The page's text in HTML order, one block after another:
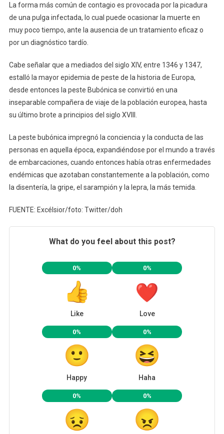
La forma más común de contagio es provocada por la picadura
de una pulga infectada, lo cual puede ocasionar la muerte en
muy poco tiempo, ante la ausencia de un tratamiento eficaz o
por un diagnóstico tardío.
Cabe señalar que a mediados del siglo XIV, entre 1346 y 1347,
estalló la mayor epidemia de peste de la historia de Europa,
desde entonces la peste Bubónica se convirtió en una
inseparable compañera de viaje de la población europea, hasta
su último brote a principios del siglo XVIII.
La peste bubónica impregnó la conciencia y la conducta de las
personas en aquella época, expandiéndose por el mundo a través
de embarcaciones, cuando entonces había otras enfermedades
endémicas que azotaban constantemente a la población, como
la disentería, la gripe, el sarampión y la lepra, la más temida.
FUENTE: Excélsior/foto: Twitter/doh
What do you feel about this post?
0%
Like
0%
Love
0%
Happy
0%
Haha
0% 0%